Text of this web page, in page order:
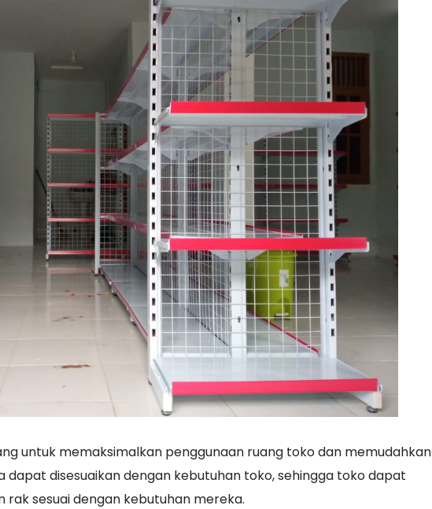
untuk memaksimalkan penggunaan ruang toko dan memudahkan
dapat disesuaikan dengan kebutuhan toko, sehingga toko dapat
sesuai dengan kebutuhan mereka.